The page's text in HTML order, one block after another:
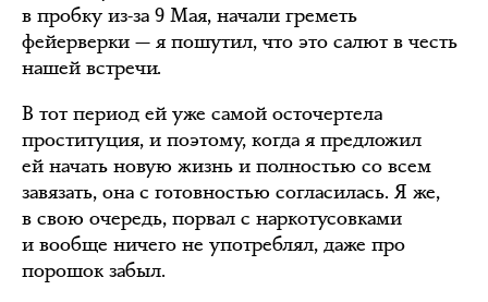
в пробку из-за 9 Мая, начали греметь
фейерверки — я пошутил, что это салют в честь
нашей встречи.
В тот период ей уже самой осточертела
проституция, и поэтому, когда я предложил
ей начать новую жизнь и полностью со всем
завязать, она c готовностью согласилась. Я же,
в свою очередь, порвал с наркотусовками
и вообще ничего не употреблял, даже про
порошок забыл.